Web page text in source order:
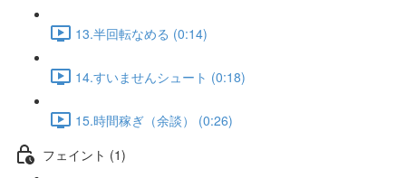
13.半回転なめる (0:14)
14.すいませんシュート (0:18)
15.時間稼ぎ（余談） (0:26)
フェイント (1)